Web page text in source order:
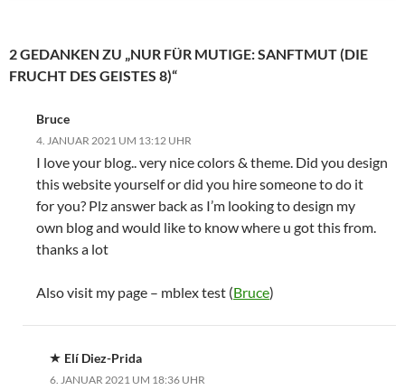
2 GEDANKEN ZU „NUR FÜR MUTIGE: SANFTMUT (DIE
FRUCHT DES GEISTES 8)“
Bruce
4. JANUAR 2021 UM 13:12 UHR
I love your blog.. very nice colors & theme. Did you design
this website yourself or did you hire someone to do it
for you? Plz answer back as I’m looking to design my
own blog and would like to know where u got this from.
thanks a lot
Also visit my page – mblex test (Bruce)
Elí Diez-Prida
6. JANUAR 2021 UM 18:36 UHR